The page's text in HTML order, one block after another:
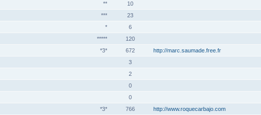
**
10
***
23
*
6
*****
120
*3*
672 http://marc.saumade.free.fr
3
2
0
0
*3*
766 http://www.roquecarbajo.com